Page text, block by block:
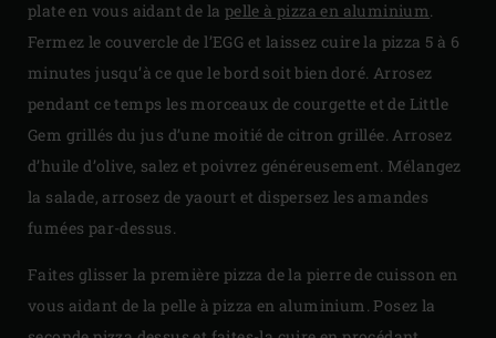
plate en vous aidant de la pelle à pizza en aluminium
Fermez le couvercle de l’EGG et laissez cuire la pizza 5 à 6
minutes jusqu’à ce que le bord soit bien doré. Arrosez
pendant ce temps les morceaux de courgette et de Little
Gem grillés du jus d’une moitié de citron grillée. Arrosez
d’huile d’olive, salez et poivrez généreusement. Mélangez
la salade, arrosez de yaourt et dispersez les amandes
fumées par-dessus.
Faites glisser la première pizza de la pierre de cuisson en
vous aidant de la pelle à pizza en aluminium. Posez la